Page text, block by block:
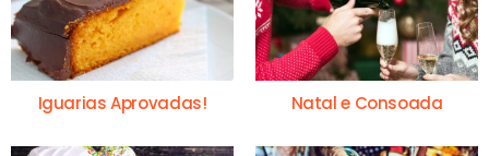
Iguarias Aprovadas! Natal e Consoada